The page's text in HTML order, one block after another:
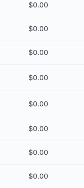
$0.00
$0.00
$0.00
$0.00
$0.00
$0.00
$0.00
$0.00